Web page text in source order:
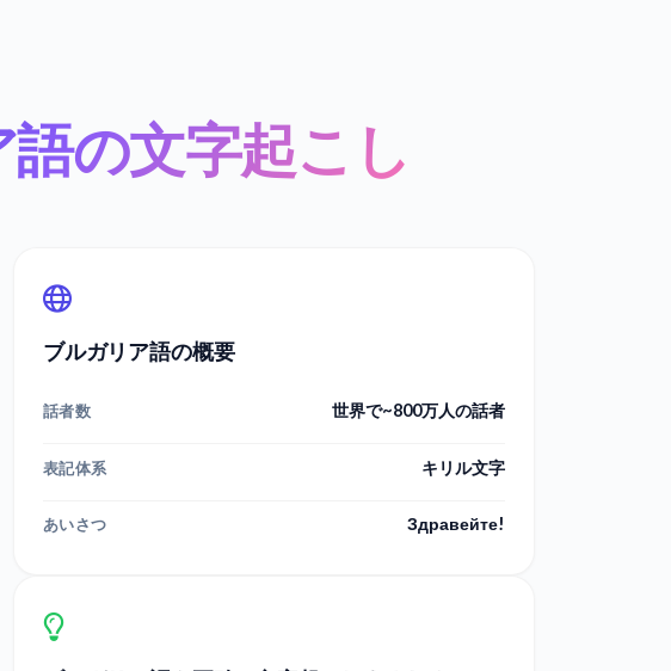
の文字起こし
ブルガリア語の概要
話者数 世界で~800万人の話者
表記体系 キリル文字
あいさつ Здравейте!